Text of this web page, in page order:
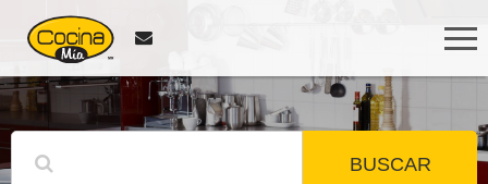
BUSCAR